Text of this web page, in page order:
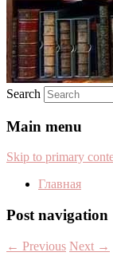
Search
Main menu
Skip to primary
Главная
Post navigation
← Previous Next →